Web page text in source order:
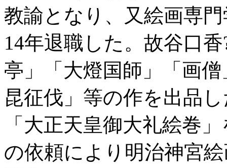
教諭となり、又絵画専
14年退職した。故谷口
亭」「大燈国師」「画
昆征伐」等の作を出品
「大正天皇御大礼絵巻
の依頼により明治神宮